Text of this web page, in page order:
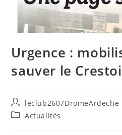
Urgence :
sauver le
leclub2607DromeArdeche
Actualités